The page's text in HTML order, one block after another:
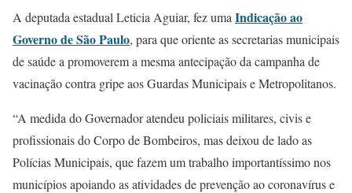
A deputada estadual Leticia Aguiar, fez uma Indicação ao
Governo de São Paulo, para que oriente as secretarias municipais
de saúde a promoverem a mesma antecipação da campanha de
vacinação contra gripe aos Guardas Municipais e Metropolitanos.
“A medida do Governador atendeu policiais militares, civis e
profissionais do Corpo de Bombeiros, mas deixou de lado as
Polícias Municipais, que fazem um trabalho importantíssimo nos
municípios apoiando as atividades de prevenção ao coronavírus e